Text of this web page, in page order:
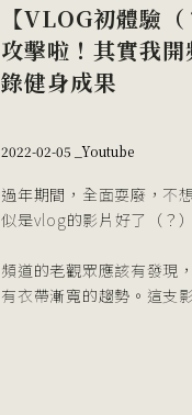
【VLOG初體驗
攻擊啦！其實我
錄健身成果
2022-02-05 _Youtube
過年期間，全面耍廢，不
似是vlog的影片好了（？）
頻道的老觀眾應該有發現
有衣帶漸寬的趨勢。這支